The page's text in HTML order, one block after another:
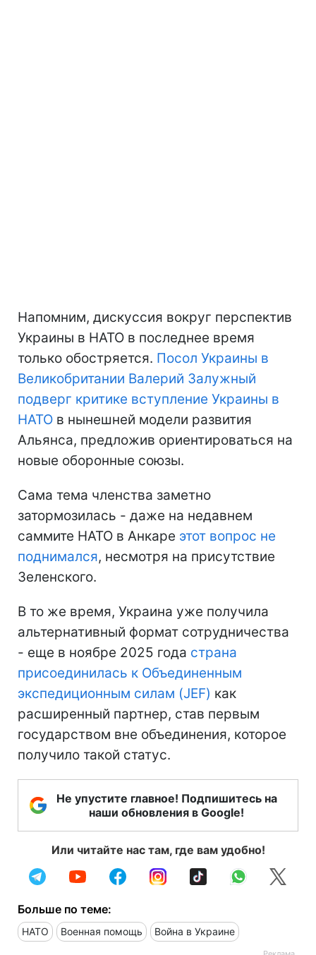
Напомним, дискуссия вокруг перспектив
Украины в НАТО в последнее время
только обостряется. Посол Украины в
Великобритании Валерий Залужный
подверг критике вступление Украины в
НАТО в нынешней модели развития
Альянса, предложив ориентироваться на
новые оборонные союзы.
Сама тема членства заметно
затормозилась - даже на недавнем
саммите НАТО в Анкаре этот вопрос не
поднимался, несмотря на присутствие
Зеленского.
В то же время, Украина уже получила
альтернативный формат сотрудничества
- еще в ноябре 2025 года страна
присоединилась к Объединенным
экспедиционным силам (JEF) как
расширенный партнер, став первым
государством вне объединения, которое
получило такой статус.
Не упустите главное! Подпишитесь на
наши обновления в Google!
Или читайте нас там, где вам удобно!
Больше по теме:
НАТО Военная помощь Война в Украине